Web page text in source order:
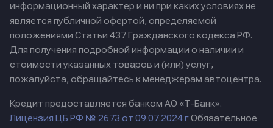
информационный характер и ни при каких условиях не
является публичной офертой, определяемой
положениями Статьи 437 Гражданского кодекса РФ.
Для получения подробной информации о наличии и
стоимости указанных товаров и (или) услуг,
пожалуйста, обращайтесь к менеджерам автоцентра.
Кредит предоставляется банком АО «Т-Банк».
Лицензия ЦБ РФ № 2673 от 09.07.2024 гОбязательное